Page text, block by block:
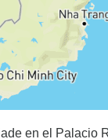
en el Palacio